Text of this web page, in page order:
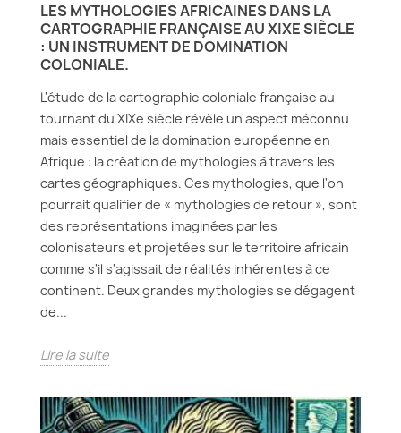
LES MYTHOLOGIES AFRICAINES DANS LA
CARTOGRAPHIE FRANÇAISE AU XIXE SIÈCLE
: UN INSTRUMENT DE DOMINATION
COLONIALE.
L'étude de la cartographie coloniale française au
tournant du XIXe siècle révèle un aspect méconnu
mais essentiel de la domination européenne en
Afrique : la création de mythologies à travers les
cartes géographiques. Ces mythologies, que l'on
pourrait qualifier de « mythologies de retour », sont
des représentations imaginées par les
colonisateurs et projetées sur le territoire africain
comme s'il s'agissait de réalités inhérentes à ce
continent. Deux grandes mythologies se dégagent
de...
Lire la suite